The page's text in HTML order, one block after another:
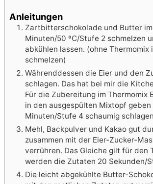
Anleitungen
Zartbitterschokolade und Butter
Minuten/50 ºC/Stufe 2 schmelzen
abkühlen lassen. (ohne Thermomix
schmelzen)
Währenddessen die Eier und den
schlagen. Das hat bei mir die
Für die Zubereitung im Thermomix
in den ausgespülten Mixtopf geben
Minuten/Stufe 4 schaumig
Mehl, Backpulver und Kakao gut
zusammen mit der Eier-Zucker-
verrühren. Das Gleiche gilt für den
werden die Zutaten 20 Sekunden/
Die leicht abgekühlte Butter-